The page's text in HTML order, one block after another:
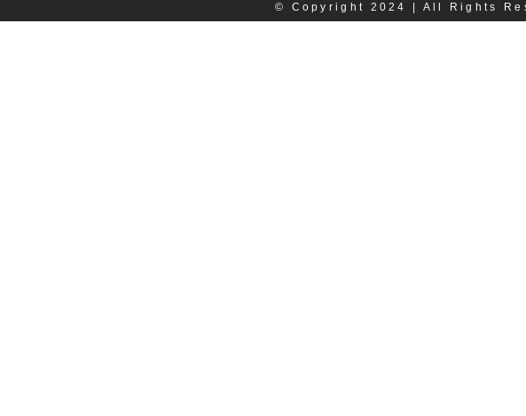
© Copyright 2024 | All Rights